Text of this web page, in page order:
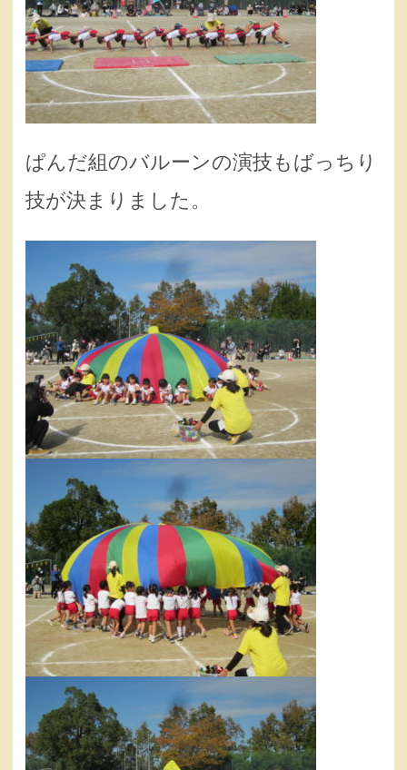
ぱんだ組のバルーンの演技もばっちり
技が決まりました。